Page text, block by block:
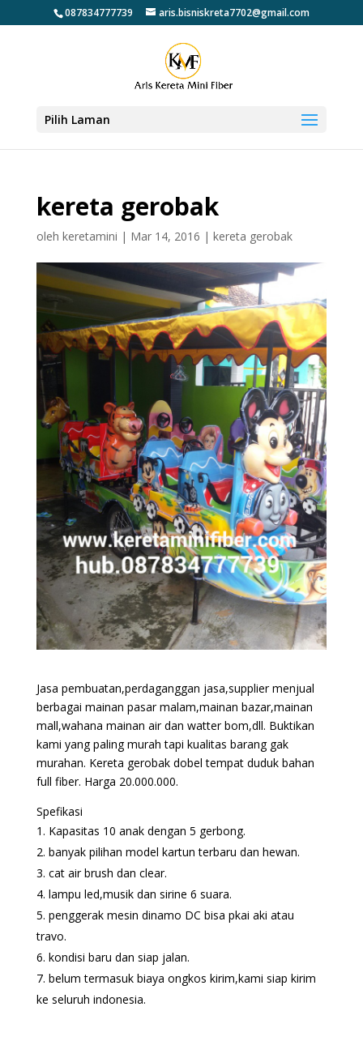
087834777739 aris.bisniskreta7702@gmail.com
Pilih Laman
kereta gerobak
oleh keretamini | Mar 14, 2016 | kereta gerobak
Jasa pembuatan,perdaganggan jasa,supplier menjual
berbagai mainan pasar malam,mainan bazar,mainan
mall,wahana mainan air dan watter bom,dll. Buktikan
kami yang paling murah tapi kualitas barang gak
murahan. Kereta gerobak dobel tempat duduk bahan
full fiber. Harga 20.000.000.
Spefikasi
Kapasitas 10 anak dengan 5 gerbong.
banyak pilihan model kartun terbaru dan hewan.
cat air brush dan clear.
lampu led,musik dan sirine 6 suara.
penggerak mesin dinamo DC bisa pkai aki atau
travo.
kondisi baru dan siap jalan.
belum termasuk biaya ongkos kirim,kami siap kirim
ke seluruh indonesia.